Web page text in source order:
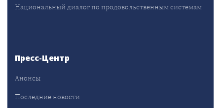
Национальный диалог по продовольственным системам
Пресс-Центр
Анонсы
Последние новости